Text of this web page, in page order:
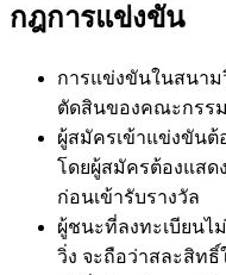
กฎการแข่งขัน
การแข่งขันในสนาม
ตัดสินของคณะกรร
ผู้สมัครเข้าแข่งขัน
โดยผู้สมัครต้องแส
ก่อนเข้ารับรางวัล
ผู้ชนะที่ลงทะเบียนไ
วิ่ง จะถือว่าสละสิท